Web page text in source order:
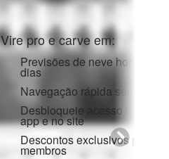
Vire pro e carve em:
Previsões de neve horárias e
dias
Navegação rápida sem
Desbloqueie acesso
app e no site
Descontos exclusivos para
membros